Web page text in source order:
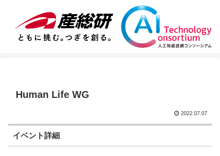
Human Life WG
2022.07.07
イベント詳細